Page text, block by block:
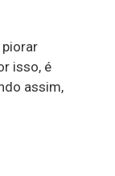
isso, é
assim,